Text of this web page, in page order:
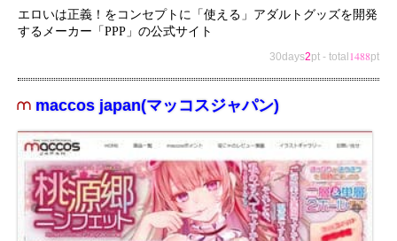
エロいは正義！をコンセプトに「使える」アダルトグッズを開発
するメーカー「PPP」の公式サイト
30days2pt - total 1488pt
maccos japan(マッコスジャパン)